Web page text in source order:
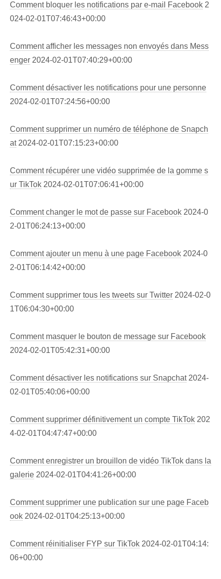
Comment bloquer les notifications par e-mail Facebook 2
024-02-01T07:46:43+00:00
Comment afficher les messages non envoyés dans Mess
enger 2024-02-01T07:40:29+00:00
Comment désactiver les notifications pour une personne
2024-02-01T07:24:56+00:00
Comment supprimer un numéro de téléphone de Snapch
at 2024-02-01T07:15:23+00:00
Comment récupérer une vidéo supprimée de la gomme s
ur TikTok 2024-02-01T07:06:41+00:00
Comment changer le mot de passe sur Facebook 2024-0
2-01T06:24:13+00:00
Comment ajouter un menu à une page Facebook 2024-0
2-01T06:14:42+00:00
Comment supprimer tous les tweets sur Twitter 2024-02-0
1T06:04:30+00:00
Comment masquer le bouton de message sur Facebook
2024-02-01T05:42:31+00:00
Comment désactiver les notifications sur Snapchat 2024-
02-01T05:40:06+00:00
Comment supprimer définitivement un compte TikTok 202
4-02-01T04:47:47+00:00
Comment enregistrer un brouillon de vidéo TikTok dans la
galerie 2024-02-01T04:41:26+00:00
Comment supprimer une publication sur une page Faceb
ook 2024-02-01T04:25:13+00:00
Comment réinitialiser FYP sur TikTok 2024-02-01T04:14:
06+00:00